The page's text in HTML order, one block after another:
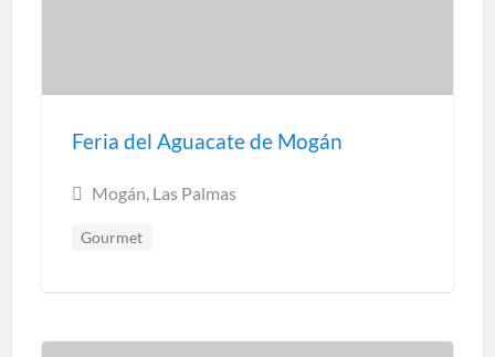
Feria del Aguacate de Mogán
Mogán, Las Palmas
Gourmet